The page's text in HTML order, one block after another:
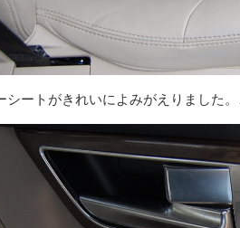
シートがきれいによみがえりました